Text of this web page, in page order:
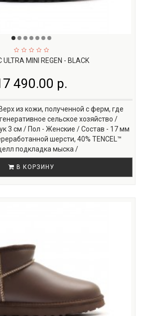
ULTRA MINI REGEN - BLACK
490.00 р.
из кожи, полученной с ферм, где
сельское хозяйство /
3 см / Пол - Женские / Состав - 17 мм
шерсти, 40% TENCEL™
подкладка мыска /
В КОРЗИНУ